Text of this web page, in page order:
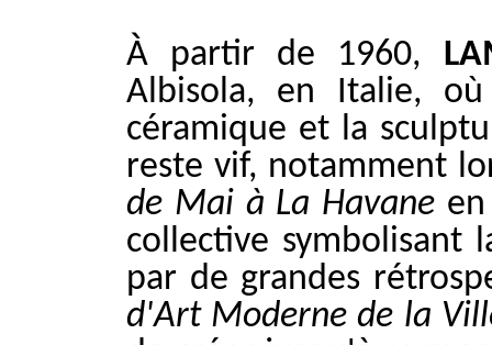
À partir de 1960,
Albisola, en Italie,
céramique et la
reste vif, notamment
de Mai à La Havane
collective symbolisant
par de grandes
d'Art Moderne de la